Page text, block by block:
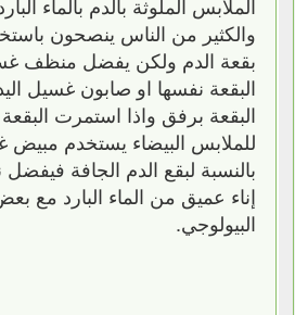
والكثير من الناس ينصحون
بقعة الدم ولكن يفضل منظف
البقعة نفسها او صابون غسيل
البقعة برفق واذا استمرت
للملابس البيضاء يستخدم مبيض
بالنسبة لبقع الدم الجافة فيفضل
إناء عميق من الماء البارد
البيولوجي.